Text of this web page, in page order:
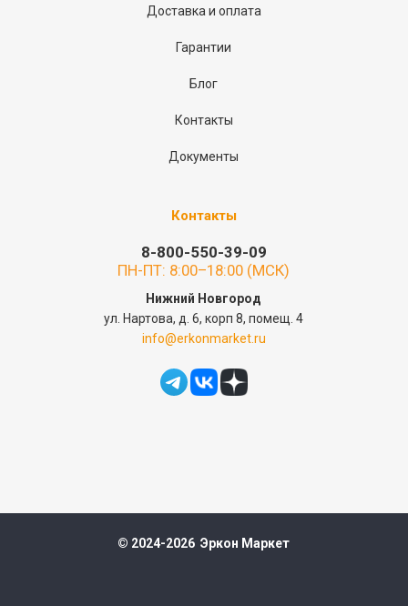
Доставка и оплата
Гарантии
Блог
Контакты
Документы
Контакты
8-800-550-39-09
ПН-ПТ: 8:00–18:00 (МСК)
Нижний Новгород
ул. Нартова, д. 6, корп 8, помещ. 4
info@erkonmarket.ru
© 2024-2026 Эркон Маркет